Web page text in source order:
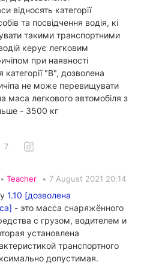
відносять категорії
та посвідчення водія, кі
такими транспортними
керує легковим
при наявності
категорії "В", дозволена
не може перевищувати
маса легкового автомобіля з
- 3500 кг
7
Teacher • 7 August 2021 20:14
1.10 [дозволена
- это масса снаряжённого
с грузом, водителем и
установлена
транспортного
допустимая.